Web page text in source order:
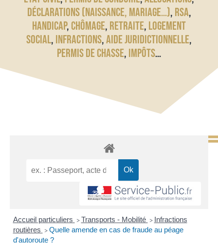
DÉCLARATIONS (NAISSANCE, MARIAGE…), RSA,
HANDICAP, CHÔMAGE, RETRAITE, LOGEMENT
SOCIAL, INFRACTIONS,AIDE JURIDICTIONNELLE,
PERMIS DE CHASSE, IMPÔTS…
Accueil particuliers > Transports - Mobilité > Infractions
routières > Quelle amende en cas de fraude au péage
d'autoroute ?